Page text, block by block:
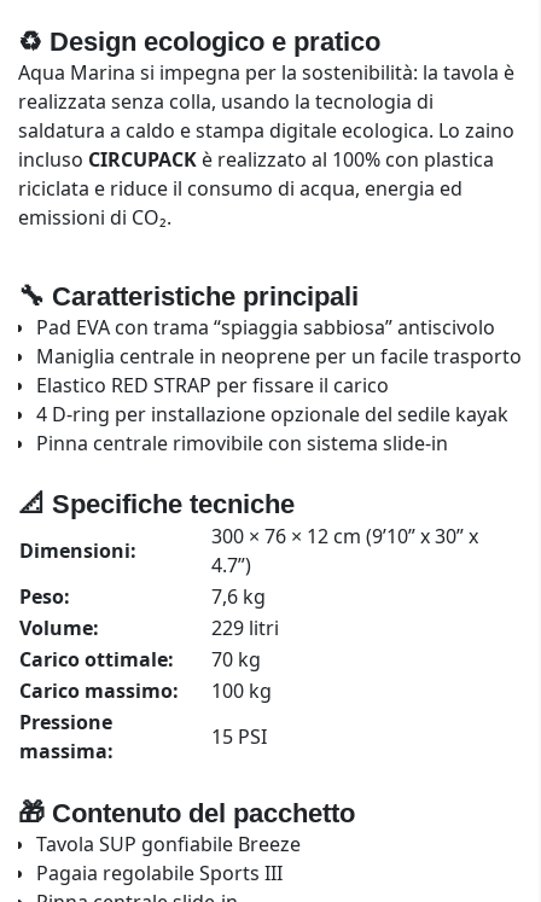
♻️ Design ecologico e pratico
Aqua Marina si impegna per la sostenibilità: la tavola è
realizzata senza colla, usando la tecnologia di
saldatura a caldo e stampa digitale ecologica. Lo zaino
incluso CIRCUPACK è realizzato al 100% con plastica
riciclata e riduce il consumo di acqua, energia ed
emissioni di CO₂.
🔧 Caratteristiche principali
Pad EVA con trama “spiaggia sabbiosa” antiscivolo
Maniglia centrale in neoprene per un facile trasporto
Elastico RED STRAP per fissare il carico
4 D-ring per installazione opzionale del sedile kayak
Pinna centrale rimovibile con sistema slide-in
📐 Specifiche tecniche
Dimensioni:
300 × 76 × 12 cm (9’10” x 30” x
4.7”)
Peso:
7,6 kg
Volume:
229 litri
Carico ottimale:
70 kg
Carico massimo:
100 kg
Pressione
massima:
15 PSI
🎁 Contenuto del pacchetto
Tavola SUP gonfiabile Breeze
Pagaia regolabile Sports III